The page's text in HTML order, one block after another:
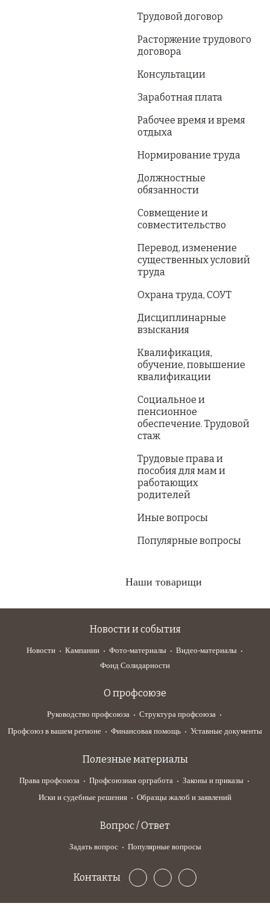
Трудовой договор
Расторжение трудового
договора
Консультации
Заработная плата
Рабочее время и время
отдыха
Нормирование труда
Должностные
обязанности
Совмещение и
совместительство
Перевод, изменение
существенных условий
труда
Охрана труда, СОУТ
Дисциплинарные
взыскания
Квалификация,
обучение, повышение
квалификации
Социальное и
пенсионное
обеспечение. Трудовой
стаж
Трудовые права и
пособия для мам и
работающих
родителей
Иные вопросы
Популярные вопросы
Наши товарищи
Новости и события
Новости Кампании Фото-материалы
Видео-материалы
Фонд Солидарности
О профсоюзе
Руководство профсоюза
Структура профсоюза
Профсоюз в вашем регионе
Финансовая помощь Уставные документы
Полезные материалы
Права профсоюза Профсоюзная оргработа
Законы и приказы
Иски и судебные решения
Образцы жалоб и заявлений
Вопрос / Ответ
Задать вопрос Популярные вопросы
Контакты